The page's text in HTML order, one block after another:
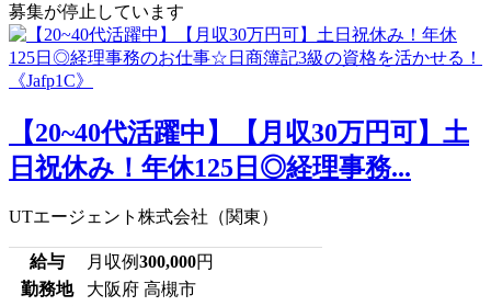
募集が停止しています
【20~40代活躍中】【月収30万円可】土
日祝休み！年休125日◎経理事務...
UTエージェント株式会社（関東）
給与 月収例300,000円
勤務地
大阪府 高槻市